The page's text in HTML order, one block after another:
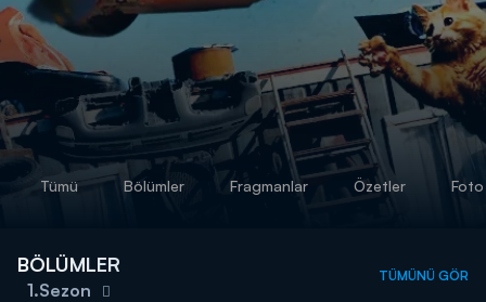
Tümü Bölümler Fragmanlar Özetler
BÖLÜMLER
1.Sezon
TÜMÜNÜ GÖR